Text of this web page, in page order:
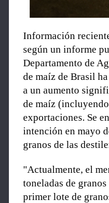
Información
según un informe
Departamento de
de maíz de Brasil
a un aumento
de maíz
exportaciones. Se
intención en mayo
granos de las
"Actualmente, el
toneladas de
primer lote de